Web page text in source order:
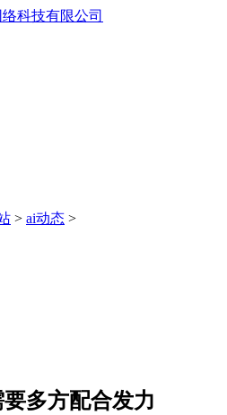
> ai动态 >
多方配合发力